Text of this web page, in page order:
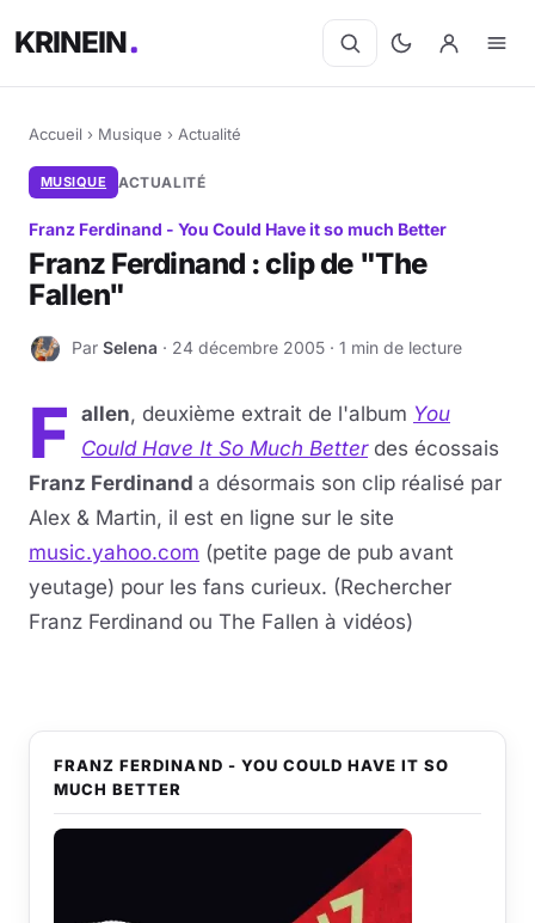
KRINEIN
Accueil › Musique › Actualité
MUSIQUE ACTUALITÉ
Franz Ferdinand - You Could Have it so much Better
Franz Ferdinand : clip de "The
Fallen"
S Par Selena · 24 décembre 2005 · 1 min de lecture
F allen, deuxième extrait de l'album You
Could Have It So Much Betterdes écossais
Franz Ferdinand a désormais son clip réalisé par
Alex & Martin, il est en ligne sur le site
music.yahoo.com (petite page de pub avant
yeutage) pour les fans curieux. (Rechercher
Franz Ferdinand ou The Fallen à vidéos)
FRANZ FERDINAND - YOU COULD HAVE IT SO
MUCH BETTER